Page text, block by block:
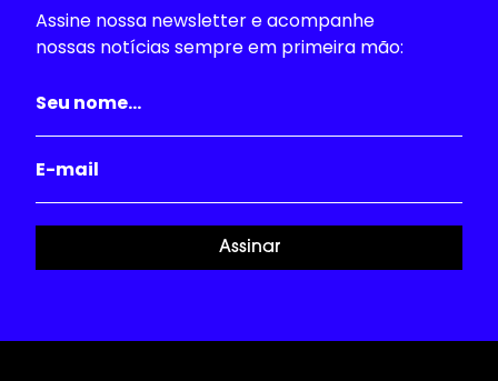
Assine nossa newsletter e acompanhe
nossas notícias sempre em primeira mão:
Assinar